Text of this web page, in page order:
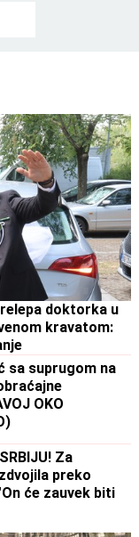
doktorka u
kravatom:
sa suprugom na
OKO
Za
preko
će zauvek biti